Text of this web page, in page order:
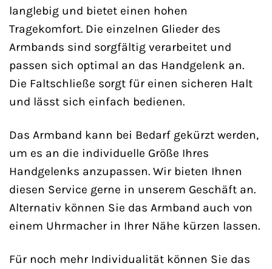
langlebig und bietet einen hohen
Tragekomfort. Die einzelnen Glieder des
Armbands sind sorgfältig verarbeitet und
passen sich optimal an das Handgelenk an.
Die Faltschließe sorgt für einen sicheren Halt
und lässt sich einfach bedienen.
Das Armband kann bei Bedarf gekürzt werden,
um es an die individuelle Größe Ihres
Handgelenks anzupassen. Wir bieten Ihnen
diesen Service gerne in unserem Geschäft an.
Alternativ können Sie das Armband auch von
einem Uhrmacher in Ihrer Nähe kürzen lassen.
Für noch mehr Individualität können Sie das